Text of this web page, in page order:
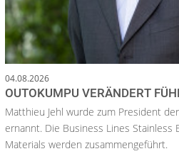
04.08.2026
OUTOKUMPU VERÄNDERT
Matthieu Jehl wurde zum President
ernannt. Die Business Lines Stainless
Materials werden zusammengeführt.